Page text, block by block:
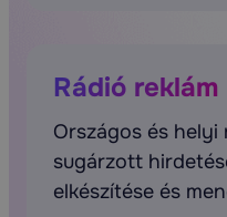
Rádió reklám
Országos és helyi
sugárzott
elkészítése és